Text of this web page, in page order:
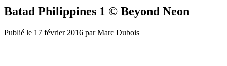
Batad Philippines 1 © Beyond Neon
Publié le 17 février 2016 par Marc Dubois